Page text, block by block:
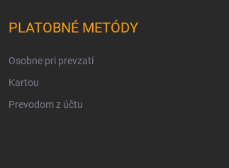
PLATOBNÉ METÓDY
Osobne pri prevzatí
Kartou
Prevodom z účtu